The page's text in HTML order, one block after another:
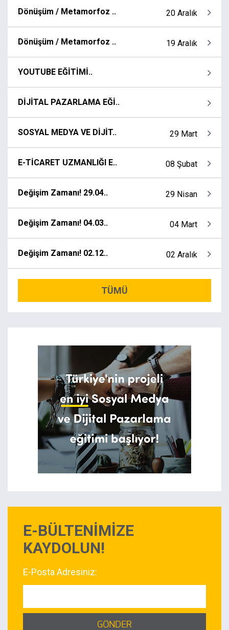
Dönüşüm / Metamorfoz .. 20 Aralık
Dönüşüm / Metamorfoz .. 19 Aralık
YOUTUBE EĞİTİMİ..
DİJİTAL PAZARLAMA EĞİ..
SOSYAL MEDYA VE DİJİT.. 29 Mart
E-TİCARET UZMANLIĞI E.. 08 Şubat
Değişim Zamanı! 29.04.. 29 Nisan
Değişim Zamanı! 04.03.. 04 Mart
Değişim Zamanı! 02.12.. 02 Aralık
TÜMÜ
E-BÜLTENİMİZE
KAYDOLUN!
E-Posta Adresiniz:
GÖNDER